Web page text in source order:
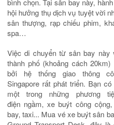
bình chọn. Tại sân bay này,
hội hưởng thụ dịch vụ tuyệt vời
sân thượng, rạp chiếu phim,
spa…
Việc di chuyển từ sân bay này
thành phố (khoảng cách
bởi hệ thống giao thông
Singapore rất phát triển. Bạn
một trong những phương
điện ngầm, xe buýt công
bay, taxi... Mua vé xe buýt sân